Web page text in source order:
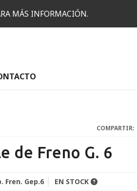
MÁS INFORMACIÓN.
COMPARTIR:
de Freno G. 6
Fren. Gep.6 EN STOCK